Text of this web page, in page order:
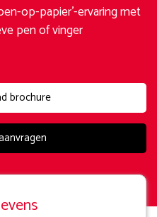
op-papier’-ervaring met
pen of vinger
brochure